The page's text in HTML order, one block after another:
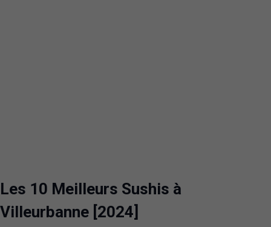
Les 10 Meilleurs Sushis à
Villeurbanne [2024]